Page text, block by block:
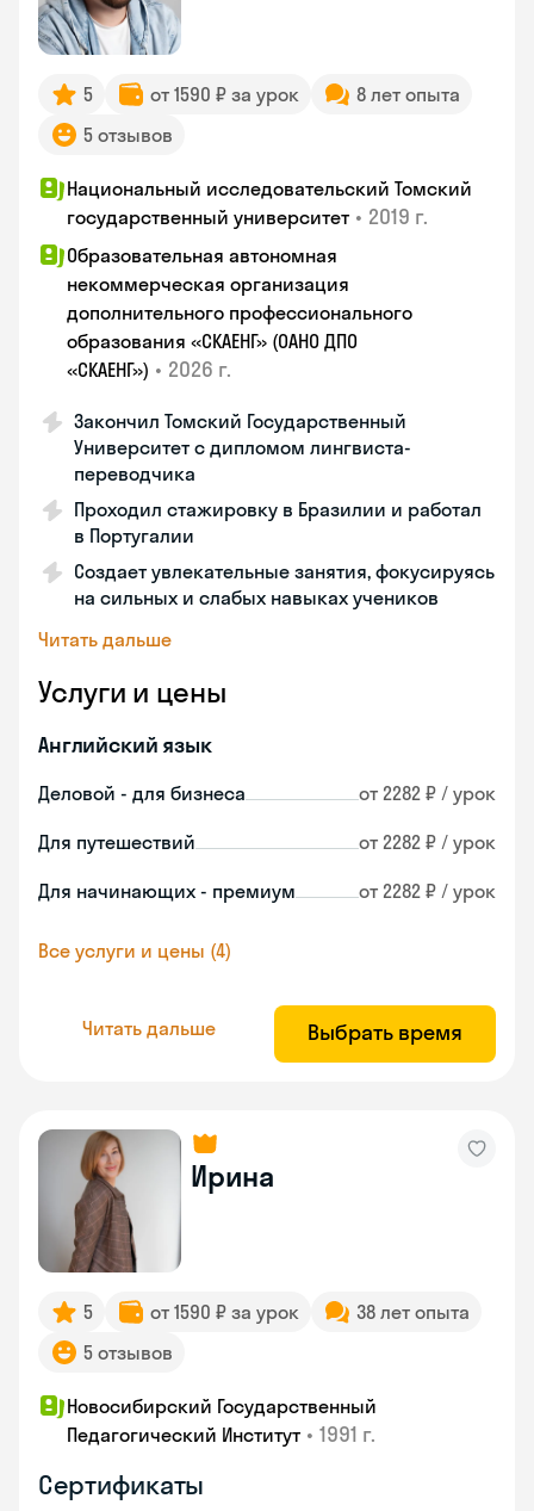
5 от 1590 ₽ за урок
8 лет опыта
5 отзывов
Национальный исследовательский Томский
государственный университет • 2019 г.
Образовательная автономная
некоммерческая организация
дополнительного профессионального
образования «СКАЕНГ» (ОАНО ДПО
«СКАЕНГ») • 2026 г.
Закончил Томский Государственный
Университет с дипломом лингвиста-
переводчика
Проходил стажировку в Бразилии и работал
в Португалии
Создает увлекательные занятия, фокусируясь
на сильных и слабых навыках учеников
Читать дальше
Услуги и цены
Английский язык
Деловой - для бизнеса от 2282 ₽ / урок
Для путешествий от 2282 ₽ / урок
Для начинающих - премиум от 2282 ₽ / урок
Все услуги и цены (4)
Читать дальше Выбрать время
Ирина
5 от 1590 ₽ за урок
38 лет опыта
5 отзывов
Новосибирский Государственный
Педагогический Институт • 1991 г.
Сертификаты